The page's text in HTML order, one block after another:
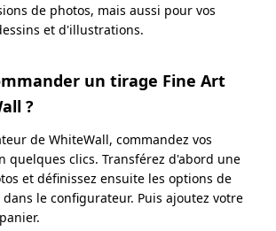
de photos, mais aussi pour vos
et d'illustrations.
un tirage Fine Art
?
de WhiteWall, commandez vos
quelques clics. Transférez d'abord une
et définissez ensuite les options de
le configurateur. Puis ajoutez votre